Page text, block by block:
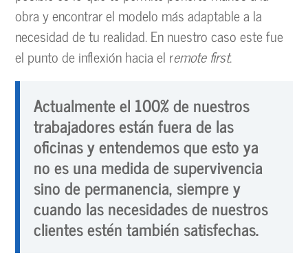
obra y encontrar el modelo más adaptable a la
necesidad de tu realidad. En nuestro caso este fue
el punto de inflexión hacia el remote first.
Actualmente el 100% de nuestros
trabajadores están fuera de las
oficinas y entendemos que esto ya
no es una medida de supervivencia
sino de permanencia, siempre y
cuando las necesidades de nuestros
clientes estén también satisfechas.